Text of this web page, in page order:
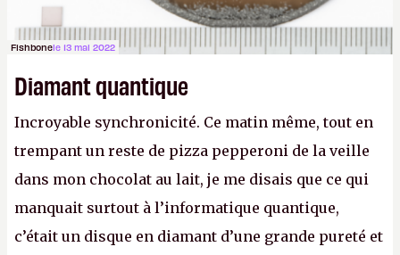
Fishbonele 13 mai 2022
Diamant quantique
Incroyable synchronicité. Ce matin même, tout en
trempant un reste de pizza pepperoni de la veille
dans mon chocolat au lait, je me disais que ce qui
manquait surtout à l’informatique quantique,
c’était un disque en diamant d’une grande pureté et